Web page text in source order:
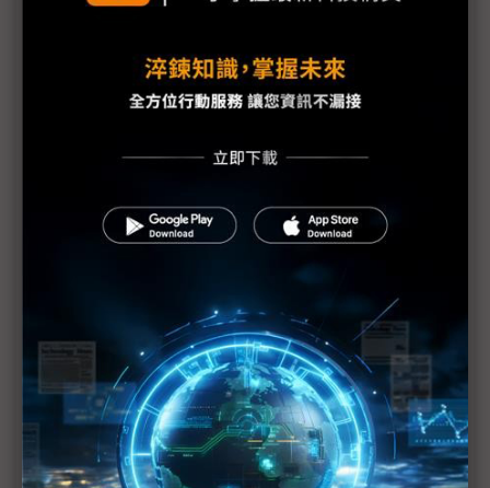
Tech666：【產業觀察小教室】COMPUTEX 2025觀
比地上運輸貴30倍 無人機送貨成本仍是挑戰
英特爾陳立武的三支箭｜《科技中心點》EP55
評析：一場台系IC設計力挺的COMPUTEX
建碁COMPUTEX展Edge IPC新品 打造高效AI科技
黃仁勳直言AI晶片管制錯誤 業界示警：對美弊大於
利
台廠參戰人形機器人 供應鏈看好鴻海、和碩拔頭籌
《科技聽IC》COMPUTEX 2025今年的新商機？